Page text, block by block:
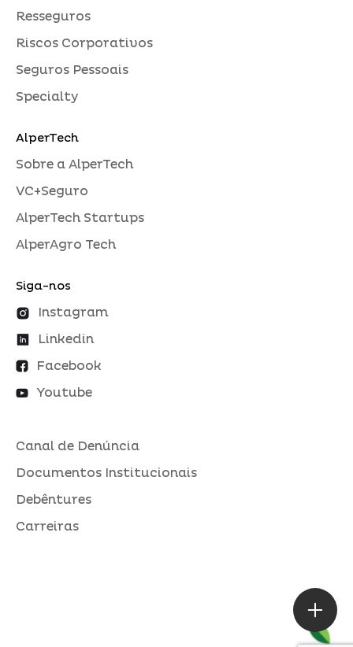
Resseguros
Riscos Corporativos
Seguros Pessoais
Specialty
AlperTech
Sobre a AlperTech
VC+Seguro
AlperTech Startups
AlperAgro Tech
Siga-nos
Instagram
Linkedin
Facebook
Youtube
Canal de Denúncia
Documentos Institucionais
Debêntures
Carreiras